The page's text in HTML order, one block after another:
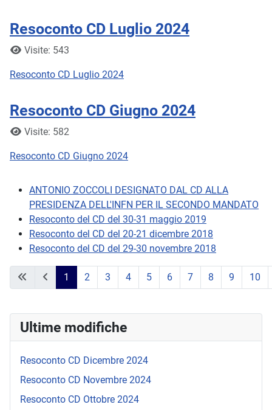
Resoconto CD Luglio 2024
Dettagli
Visite: 543
Resoconto CD Luglio 2024
Resoconto CD Giugno 2024
Dettagli
Visite: 582
Resoconto CD Giugno 2024
ANTONIO ZOCCOLI DESIGNATO DAL CD ALLA
PRESIDENZA DELL'INFN PER IL SECONDO MANDATO
Resoconto del CD del 30-31 maggio 2019
Resoconto del CD del 20-21 dicembre 2018
Resoconto del CD del 29-30 novembre 2018
Pagina 1 di 43
1 2 3 4 5 6 7 8 9 10
Ultime modifiche
Resoconto CD Dicembre 2024
Resoconto CD Novembre 2024
Resoconto CD Ottobre 2024